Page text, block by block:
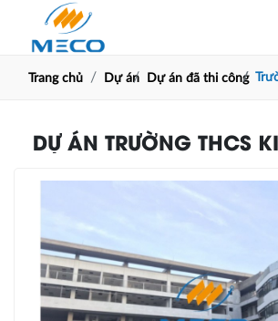
Trang chủ Dự án Dự án đã thi công
DỰ ÁN TRƯỜNG THCS